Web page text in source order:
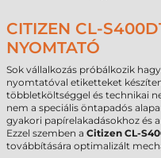
CITIZEN CL-
NYOMTATÓ
Sok vállalkozás próbálkozik
nyomtatóval etiketteket
többletköltséggel és technikai
nem a speciális öntapadós
gyakori papírelakadásokhoz és
Ezzel szemben a Citizen CL-
továbbítására optimalizált